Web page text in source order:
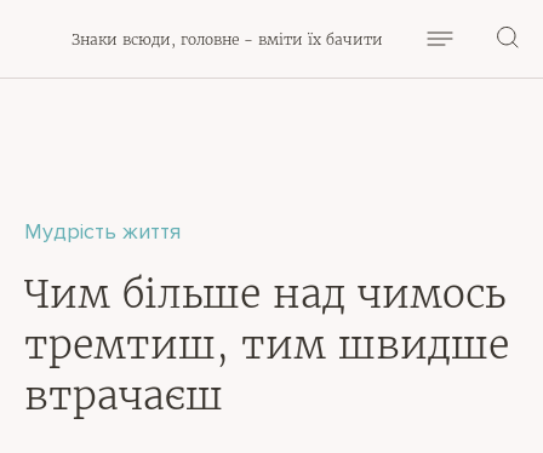
Знаки всюди, головне - вміти їх бачити
Мудрість життя
Чим більше над чимось
тремтиш, тим швидше
втрачаєш